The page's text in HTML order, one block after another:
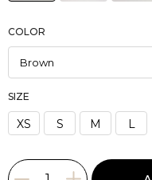
COLOR
SIZE
XS S M L